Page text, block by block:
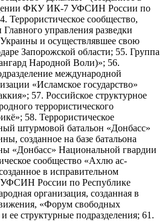
ФКУ ИК-7 УФСИН России по
Террористическое сообщество,
управления разведки
и осуществлявшее свою
Запорожской области; 55. Группа
Народной Воли)»; 56.
международной
«Исламское государство»
57. Российское структурное
террористического
58. Террористическое
штурмовой батальон «Донбасс»
созданное на базе батальона
«Донбасс» Национальной гвардии
сообщество «Ахлю ас-
в исправительном
России по Республике
организация, созданная в
«Форум свободных
ее структурные подразделения; 61.